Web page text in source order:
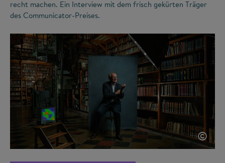
recht machen. Ein Interview mit dem frisch gekürten Träger
des Communicator-Preises.
©